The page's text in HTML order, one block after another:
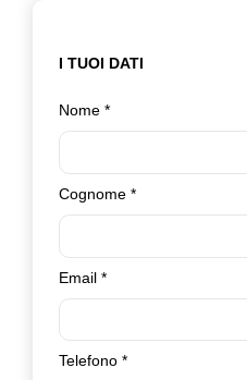
I TUOI DATI
Nome *
Cognome *
Email *
Telefono *